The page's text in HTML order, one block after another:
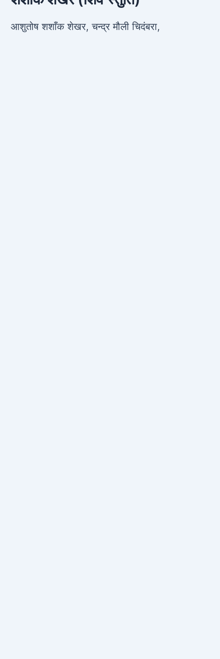
आशुतोष शशाँक शेखर, चन्द्र मौली चिदंबरा,